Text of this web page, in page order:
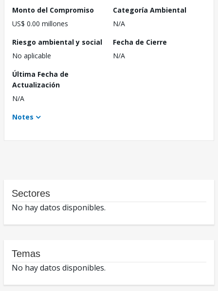
Monto del Compromiso
US$ 0.00 millones
Categoría Ambiental
N/A
Riesgo ambiental y social
No aplicable
Fecha de Cierre
N/A
Última Fecha de
Actualización
N/A
Notes
Sectores
No hay datos disponibles.
Temas
No hay datos disponibles.